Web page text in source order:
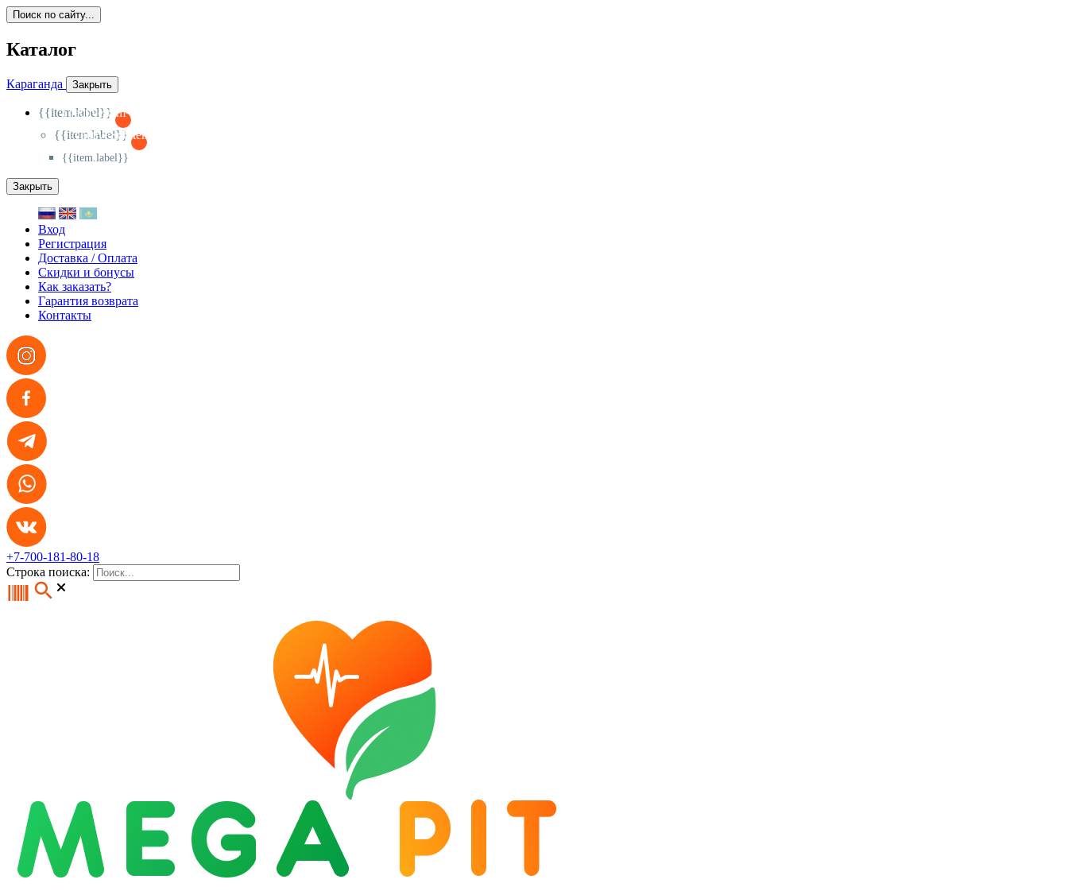
Поиск по сайту...
Каталог
Караганда Закрыть
{{item.label}}
{{activeItem==item.id?'-
{{item.label}}
{{activeSubitem==item.id?'-
{{item.label}}
Закрыть
Вход
Регистрация
Доставка / Оплата
Скидки и бонусы
Как заказать?
Гарантия возврата
Контакты
+7-700-181-80-18
Строка поиска: